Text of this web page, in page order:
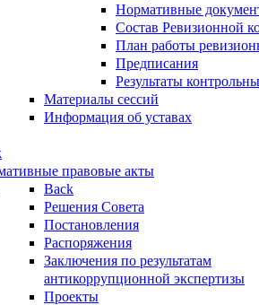
Нормативные
Состав Ревизионной
План работы
Предписания
Результаты
Материалы сессий
Информация об уставах
правовые акты
Back
Решения Совета
Постановления
Распоряжения
Заключения по результатам
антикоррупционной экспертизы
Проекты